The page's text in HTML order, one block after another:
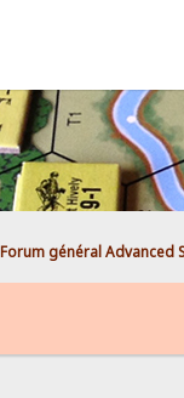
Forum général Advanced